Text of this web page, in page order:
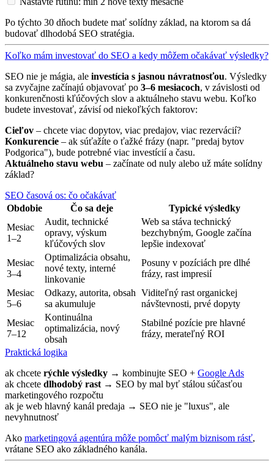
Po týchto 30 dňoch budete mať solídny základ, na ktorom sa dá
budovať dlhodobá SEO stratégia.
Koľko mám investovať do SEO a kedy môžem očakávať výsledky?
SEO nie je mágia, ale investícia s jasnou návratnosťou. Výsledky
sa zvyčajne začínajú objavovať po 3–6 mesiacoch, v závislosti od
konkurenčnosti kľúčových slov a aktuálneho stavu webu. Koľko
budete investovať, závisí od niekoľkých faktorov:
Cieľov – chcete viac dopytov, viac predajov, viac rezervácií?
Konkurencie – ak súťažíte o ťažké frázy (napr. "predaj bytov
Podgorica"), bude potrebné viac investícií a času.
Aktuálneho stavu webu – začínate od nuly alebo už máte solídny
základ?
SEO časová os: čo očakávať
Obdobie
Čo sa deje
Typické výsledky
Mesiac
1–2
Audit, technické
opravy, výskum
kľúčových slov
Web sa stáva technický
bezchybným, Google začína
lepšie indexovať
Mesiac
3–4
Optimalizácia obsahu,
nové texty, interné
linkovanie
Posuny v pozíciách pre dlhé
frázy, rast impresií
Mesiac
5–6
Odkazy, autorita, obsah
sa akumuluje
Viditeľný rast organickej
návštevnosti, prvé dopyty
Mesiac
7–12
Kontinuálna
optimalizácia, nový
obsah
Stabilné pozície pre hlavné
frázy, merateľný ROI
Praktická logika
ak chcete rýchle výsledky → kombinujte SEO + Google Ads
ak chcete dlhodobý rast → SEO by mal byť stálou súčasťou
marketingového rozpočtu
ak je web hlavný kanál predaja → SEO nie je "luxus", ale
nevyhnutnosť
Ako marketingová agentúra môže pomôcť malým biznisom rásť,
vrátane SEO ako základného kanála.